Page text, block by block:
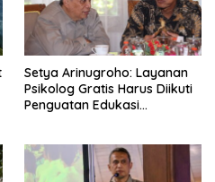
Setya Arinugroho: Layanan
Psikolog Gratis Harus Diikuti
Penguatan Edukasi